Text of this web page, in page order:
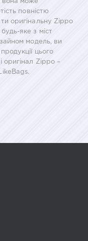
вона може
повністю
оригінальну Zippo
яке з міст
модель, ви
цього
оригінал Zippo –